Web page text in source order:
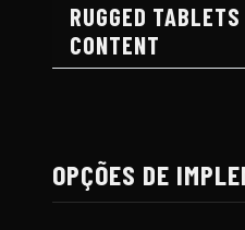
RUGGED
CONTENT
OPÇÕES DE